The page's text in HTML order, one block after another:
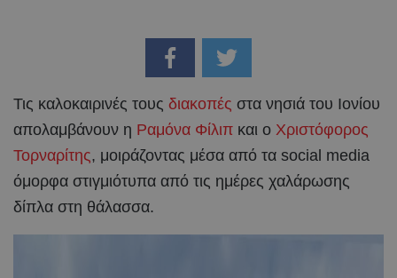
Τις καλοκαιρινές τους διακοπές στα νησιά του Ιονίου
απολαμβάνουν η Ραμόνα Φίλιπ και ο Χριστόφορος
Τορναρίτης, μοιράζοντας μέσα από τα social media
όμορφα στιγμιότυπα από τις ημέρες χαλάρωσης
δίπλα στη θάλασσα.